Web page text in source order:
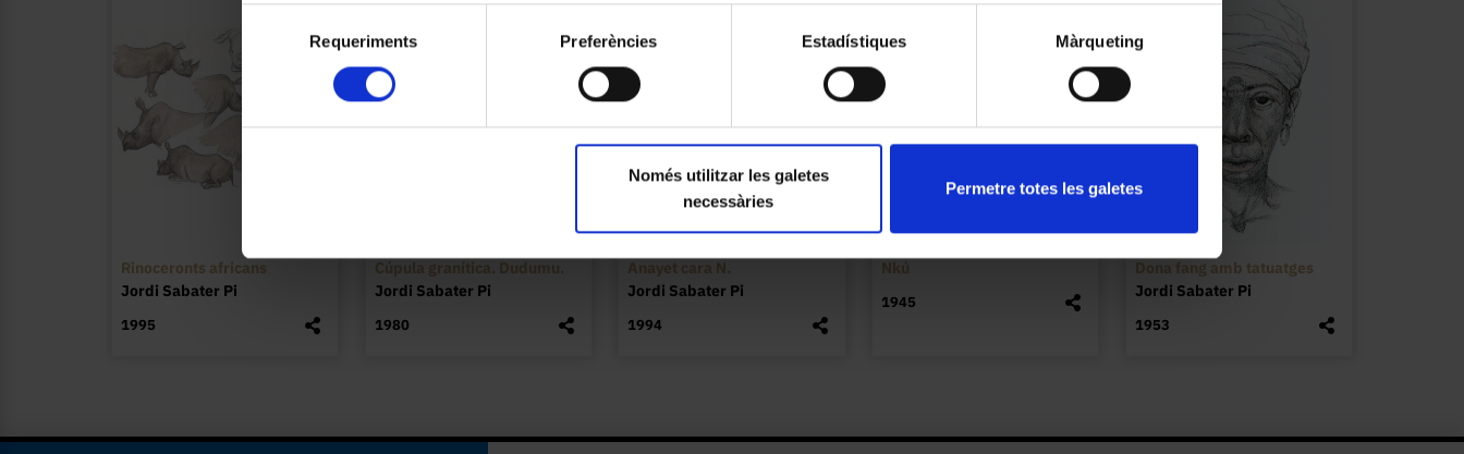
consentiment
Requeriments Preferències Estadístiques Màrqueting
Només utilitzar les galetes
necessàries
Permetre totes les galetes
Rinoceronts africans
Jordi Sabater Pi
1995
Cúpula granítica. Dudumu.
Jordi Sabater Pi
1980
Anayet cara N.
Jordi Sabater Pi
1994
Nkú
1945
Dona fang amb tatuatges
Jordi Sabater Pi
1953